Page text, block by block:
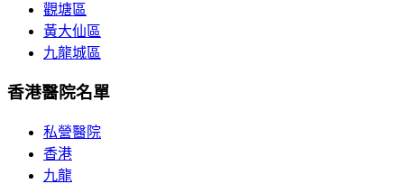
觀塘區
黃大仙區
九龍城區
香港醫院名單
私營醫院
香港
九龍